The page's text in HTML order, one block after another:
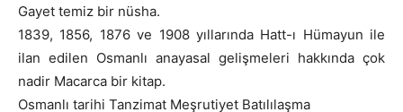
Gayet temiz bir nüsha.
1839, 1856, 1876 ve 1908 yıllarında Hatt-ı Hümayun ile
ilan edilen Osmanlı anayasal gelişmeleri hakkında çok
nadir Macarca bir kitap.
Osmanlı tarihi Tanzimat Meşrutiyet Batılılaşma